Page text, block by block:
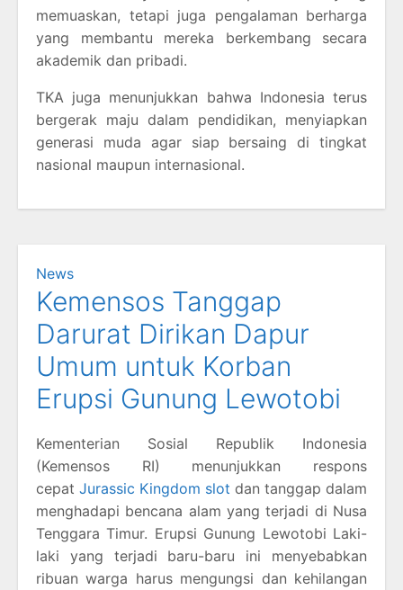
memuaskan, tetapi juga pengalaman berharga
yang membantu mereka berkembang secara
akademik dan pribadi.
TKA juga menunjukkan bahwa Indonesia terus
bergerak maju dalam pendidikan, menyiapkan
generasi muda agar siap bersaing di tingkat
nasional maupun internasional.
News
Kemensos Tanggap
Darurat Dirikan Dapur
Umum untuk Korban
Erupsi Gunung Lewotobi
Kementerian Sosial Republik Indonesia
(Kemensos RI) menunjukkan respons
cepat Jurassic Kingdom slot dan tanggap dalam
menghadapi bencana alam yang terjadi di Nusa
Tenggara Timur. Erupsi Gunung Lewotobi Laki-
laki yang terjadi baru-baru ini menyebabkan
ribuan warga harus mengungsi dan kehilangan